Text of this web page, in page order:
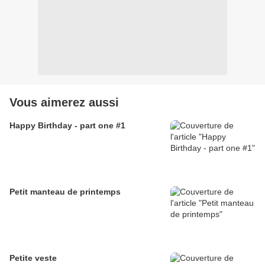
Vous aimerez aussi
Happy Birthday - part one #1
Petit manteau de printemps
Petite veste